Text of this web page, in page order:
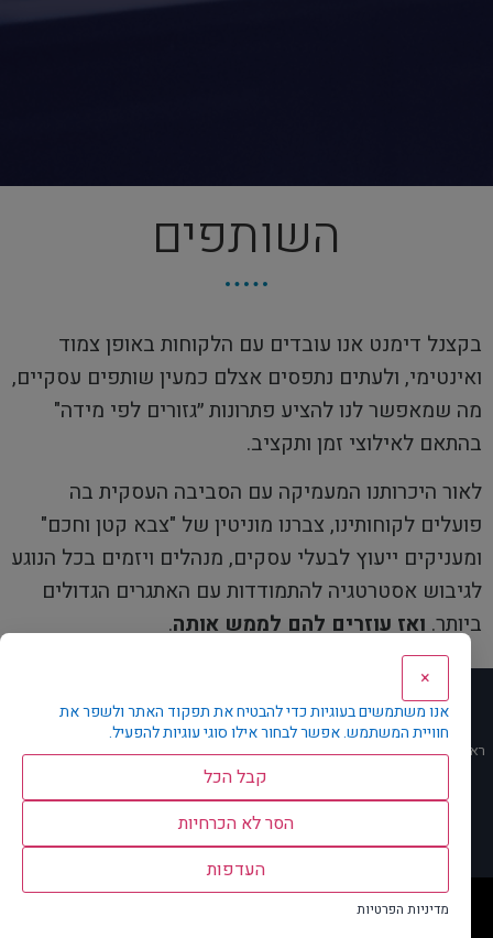
השותפים
בקצנל דימנט אנו עובדים עם הלקוחות באופן צמוד
ואינטימי, ולעתים נתפסים אצלם כמעין שותפים עסקיים,
מה שמאפשר לנו להציע פתרונות ״גזורים לפי מידה"
בהתאם לאילוצי זמן ותקציב.
לאור היכרותנו המעמיקה עם הסביבה העסקית בה
פועלים לקוחותינו, צברנו מוניטין של "צבא קטן וחכם"
ומעניקים ייעוץ לבעלי עסקים, מנהלים ויזמים בכל הנוגע
לגיבוש אסטרטגיה להתמודדות עם האתגרים הגדולים
ביותר. ואז עוזרים להם לממש אותה.
תפריט ראשי
ראשי אודות מדוע KD תחומי עיסוק הצוות חדשות
עסקאות
הצהרת נגישות
×
אנו משתמשים בעוגיות כדי להבטיח את תפקוד האתר ולשפר את
חוויית המשתמש. אפשר לבחור אילו סוגי עוגיות להפעיל.
קבל הכל
הסר לא הכרחיות
העדפות
מדיניות הפרטיות